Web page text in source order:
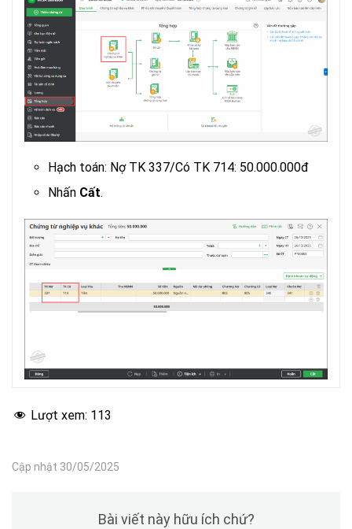
Hạch toán: Nợ TK 337/Có TK 714: 50.000.000đ
Nhấn Cất.
Lượt xem: 113
Cập nhật 30/05/2025
Bài viết này hữu ích chứ?